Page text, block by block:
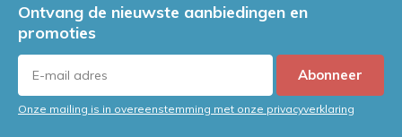
Ontvang de nieuwste aanbiedingen en
promoties
Abonneer
Onze mailing is in overeenstemming met onze privacyverklaring